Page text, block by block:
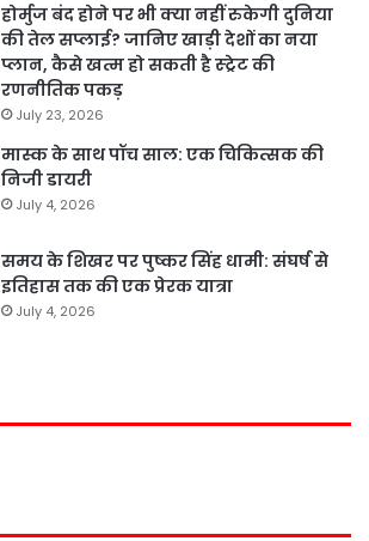
होर्मुज बंद होने पर भी क्या नहीं रुकेगी दुनिया
की तेल सप्लाई? जानिए खाड़ी देशों का नया
प्लान, कैसे खत्म हो सकती है स्ट्रेट की
रणनीतिक पकड़
July 23, 2026
मास्क के साथ पॉच साल: एक चिकित्सक की
निजी डायरी
July 4, 2026
समय के शिखर पर पुष्कर सिंह धामी: संघर्ष से
इतिहास तक की एक प्रेरक यात्रा
July 4, 2026